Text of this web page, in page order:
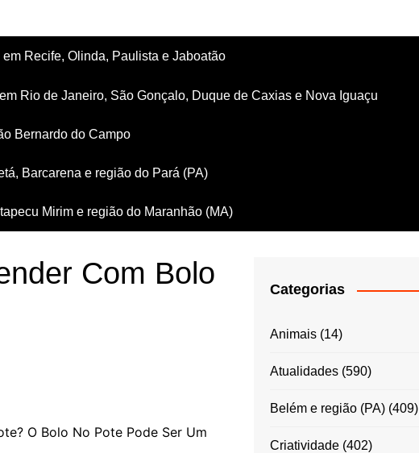
em Recife, Olinda, Paulista e Jaboatão
Rio de Janeiro, São Gonçalo, Duque de Caxias e Nova Iguaçu
Bernardo do Campo
Barcarena e região do Pará (PA)
Mirim e região do Maranhão (MA)
Com Bolo
O Bolo No Pote Pode Ser Um
Categorias
Animais(14)
Atualidades(590)
Belém e região (PA)(409)
Criatividade(402)